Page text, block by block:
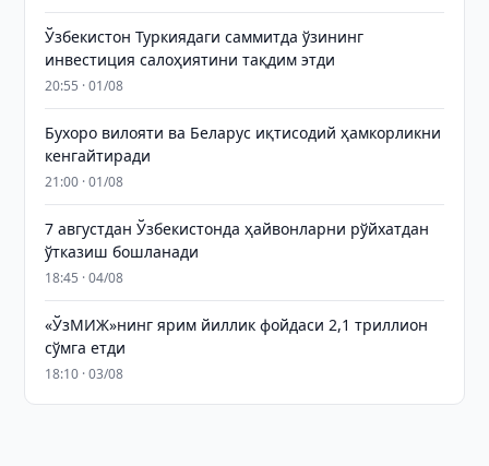
Ўзбекистон Туркиядаги саммитда ўзининг
инвестиция салоҳиятини тақдим этди
20:55 · 01/08
Бухоро вилояти ва Беларус иқтисодий ҳамкорликни
кенгайтиради
21:00 · 01/08
7 августдан Ўзбекистонда ҳайвонларни рўйхатдан
ўтказиш бошланади
18:45 · 04/08
«ЎзМИЖ»нинг ярим йиллик фойдаси 2,1 триллион
сўмга етди
18:10 · 03/08